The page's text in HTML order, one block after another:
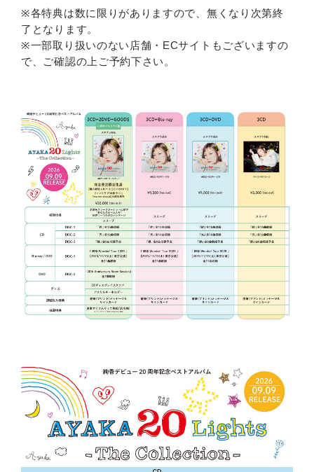
※各特典は数に限りがありますので、無くなり次第終
了となります。
※一部取り扱いのない店舗・ECサイトもございますの
で、ご確認の上ご予約下さい。